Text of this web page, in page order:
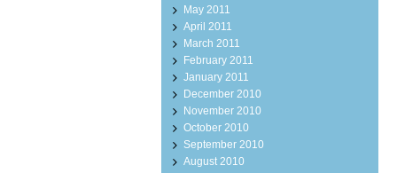
May 2011
April 2011
March 2011
February 2011
January 2011
December 2010
November 2010
October 2010
September 2010
August 2010